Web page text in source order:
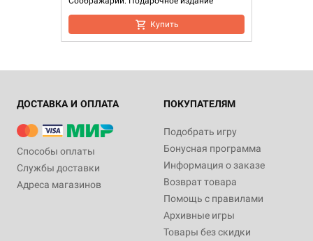
Купить
ДОСТАВКА И ОПЛАТА
Способы оплаты
Службы доставки
Адреса магазинов
ПОКУПАТЕЛЯМ
Подобрать игру
Бонусная программа
Информация о заказе
Возврат товара
Помощь с правилами
Архивные игры
Товары без скидки